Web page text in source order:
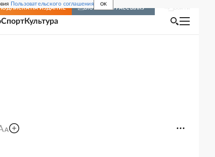
Пользовательского соглашения OK
НА ИЗДАНИЕ ВКЛЮЧИТЬ РАССЫЛКУ
СпортКультура